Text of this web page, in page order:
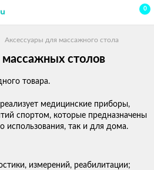
0
Аксессуары для массажного стола
столов
товара.
медицинские приборы,
спортом, которые предназначены
использования, так и для дома.
измерений, реабилитации;